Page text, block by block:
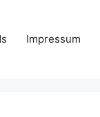
Impressum